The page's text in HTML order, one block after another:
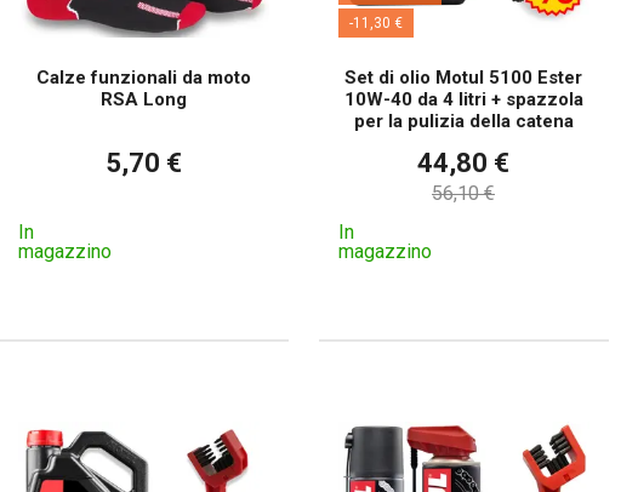
Calze funzionali da moto
RSA Long
5,70 €
In
magazzino
-11,30 €
Set di olio Motul 5100 Ester
10W-40 da 4 litri + spazzola
per la pulizia della catena
44,80 €
56,10 €
In
magazzino